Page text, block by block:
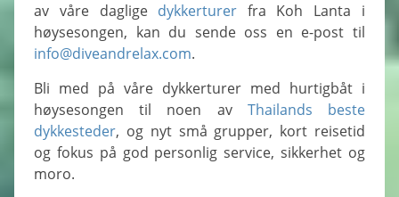
av våre daglige dykkerturer fra Koh Lanta i
høysesongen, kan du sende oss en e-post til
info@diveandrelax.com.
Bli med på våre dykkerturer med hurtigbåt i
høysesongen til noen av Thailands beste
dykkesteder, og nyt små grupper, kort reisetid
og fokus på god personlig service, sikkerhet og
moro.